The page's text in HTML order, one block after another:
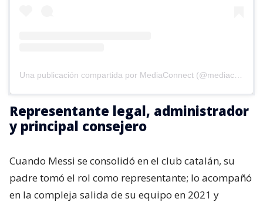
Representante legal, administrador
y principal consejero
Cuando Messi se consolidó en el club catalán, su
padre tomó el rol como representante; lo acompañó
en la compleja salida de su equipo en 2021 y